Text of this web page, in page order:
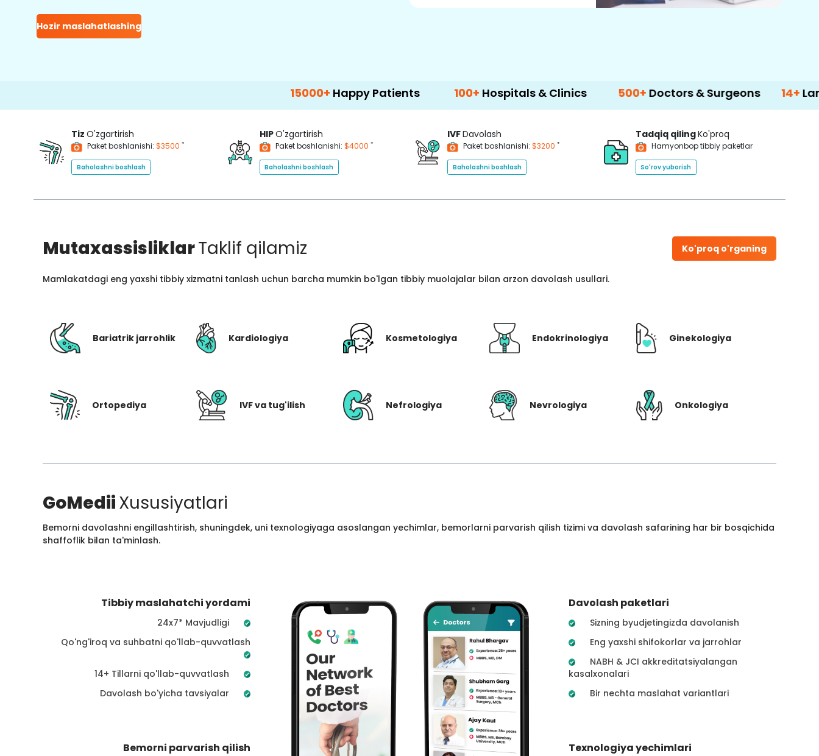
Hozir maslahatlashing
Happy Patients 100+Hospitals & Clinics 500+Doctors & Surgeons 14+Language
Tiz O'zgartirish
Paket boshlanishi: $3500 *
Baholashni boshlash
HIPO'zgartirish
Paket boshlanishi: $4000 *
Baholashni boshlash
IVFDavolash
Paket boshlanishi: $3200 *
Baholashni boshlash
Tadqiq qilingKo'proq
Hamyonbop tibbiy paketlar
So'rov yuborish
MutaxassisliklarTaklif qilamiz Ko'proq o'rganing
Mamlakatdagi eng yaxshi tibbiy xizmatni tanlash uchun barcha mumkin bo'lgan tibbiy muolajalar bilan arzon davolash usullari.
Bariatrik jarrohlik Kardiologiya Kosmetologiya Endokrinologiya Ginekologiya
Ortopediya IVF va tug'ilish Nefrologiya Nevrologiya Onkologiya
GoMediiXususiyatlari
Bemorni davolashni engillashtirish, shuningdek, uni texnologiyaga asoslangan yechimlar, bemorlarni parvarish qilish tizimi va davolash safarining har bir bosqichida
shaffoflik bilan ta'minlash.
Tibbiy maslahatchi yordami
24x7* Mavjudligi
Qo'ng'iroq va suhbatni qo'llab-quvvatlash
14+ Tillarni qo'llab-quvvatlash
Davolash bo'yicha tavsiyalar
Bemorni parvarish qilish
Davolash paketlari
Sizning byudjetingizda davolanish
Eng yaxshi shifokorlar va jarrohlar
NABH & JCI akkreditatsiyalangan
kasalxonalari
Bir nechta maslahat variantlari
Texnologiya yechimlari